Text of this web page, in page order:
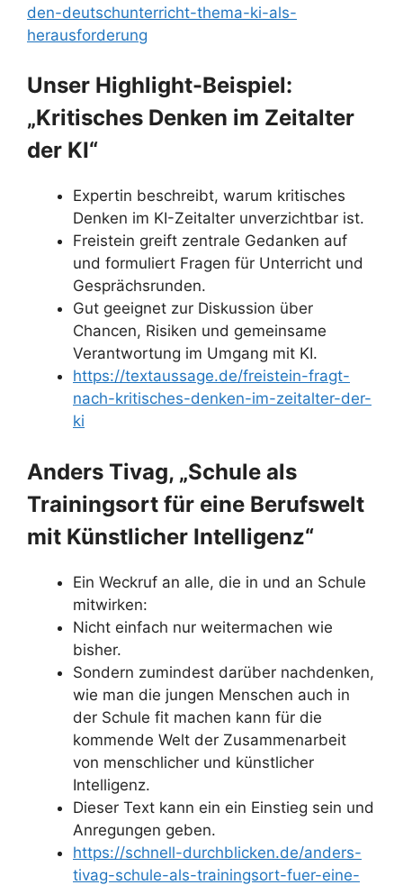
den-deutschunterricht-thema-ki-als-
herausforderung
Unser Highlight-Beispiel:
„Kritisches Denken im Zeitalter
der KI“
Expertin beschreibt, warum kritisches
Denken im KI-Zeitalter unverzichtbar ist.
Freistein greift zentrale Gedanken auf
und formuliert Fragen für Unterricht und
Gesprächsrunden.
Gut geeignet zur Diskussion über
Chancen, Risiken und gemeinsame
Verantwortung im Umgang mit KI.
https://textaussage.de/freistein-fragt-
nach-kritisches-denken-im-zeitalter-der-
ki
Anders Tivag, „Schule als
Trainingsort für eine Berufswelt
mit Künstlicher Intelligenz“
Ein Weckruf an alle, die in und an Schule
mitwirken:
Nicht einfach nur weitermachen wie
bisher.
Sondern zumindest darüber nachdenken,
wie man die jungen Menschen auch in
der Schule fit machen kann für die
kommende Welt der Zusammenarbeit
von menschlicher und künstlicher
Intelligenz.
Dieser Text kann ein ein Einstieg sein und
Anregungen geben.
https://schnell-durchblicken.de/anders-
tivag-schule-als-trainingsort-fuer-eine-